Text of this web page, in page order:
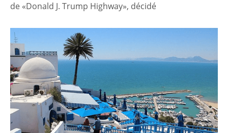
de «Donald J. Trump Highway», décidé